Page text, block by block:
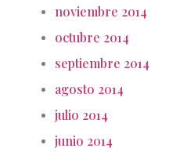
noviembre 2014
octubre 2014
septiembre 2014
agosto 2014
julio 2014
junio 2014